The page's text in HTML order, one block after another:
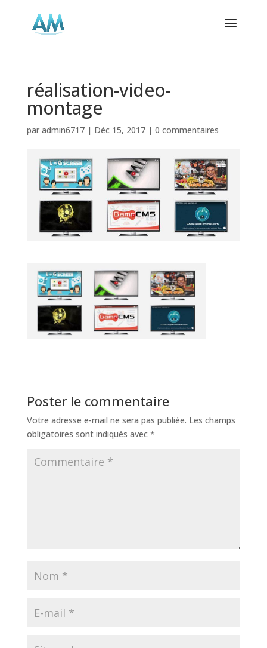
réalisation-video-
montage
par admin6717| Déc 15, 2017| 0 commentaires
Poster le commentaire
Votre adresse e-mail ne sera pas publiée. Les champs
obligatoires sont indiqués avec *